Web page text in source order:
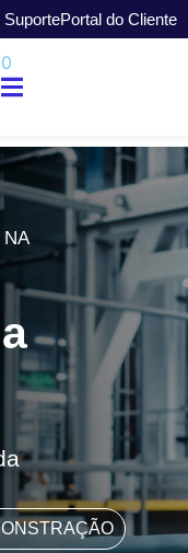
SuportePortal do Cliente